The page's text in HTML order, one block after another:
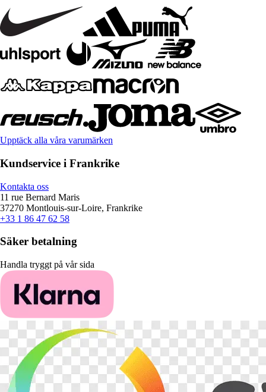
Upptäck alla våra varumärken
Kundservice i Frankrike
Kontakta oss
11 rue Bernard Maris
37270 Montlouis-sur-Loire, Frankrike
+33 1 86 47 62 58
Säker betalning
Handla tryggt på vår sida